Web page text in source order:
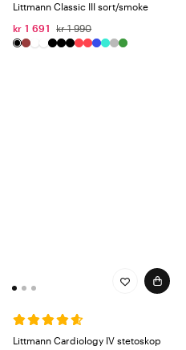
Littmann Classic III sort/smoke
kr 1 691
kr 1 990
Littmann Cardiology IV stetoskop